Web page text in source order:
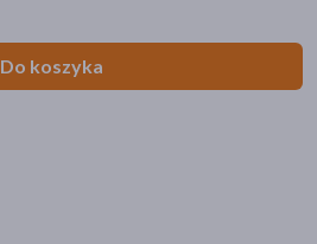
Do koszyka